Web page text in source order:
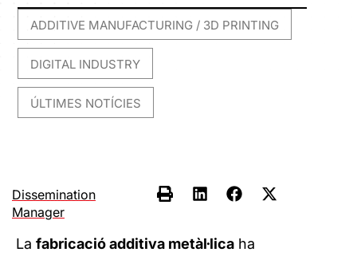
ADDITIVE MANUFACTURING / 3D PRINTING
DIGITAL INDUSTRY
ÚLTIMES NOTÍCIES
Dissemination
Manager
La fabricació additiva metàl·lica ha